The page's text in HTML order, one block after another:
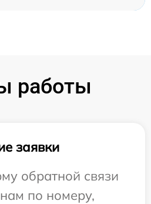
работы
заявки
обратной связи
по номеру,